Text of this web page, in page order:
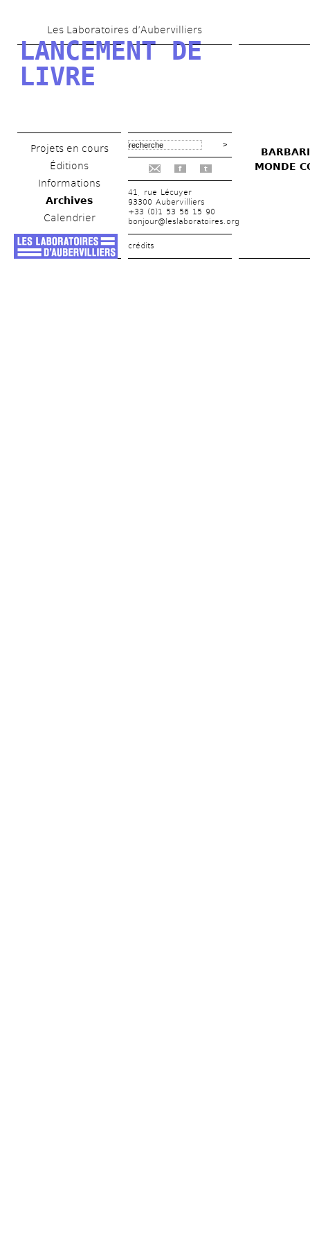
au
contenu
principal
Les Laboratoires d’Aubervilliers
LANCEMENT DE
LIVRE
Projets en cours
Éditions
Informations
Archives
Calendrier
f t
41, rue Lécuyer
93300 Aubervilliers
+33 (0)1 53 56 15 90
bonjour@leslaboratoires.org
crédits
MONDE